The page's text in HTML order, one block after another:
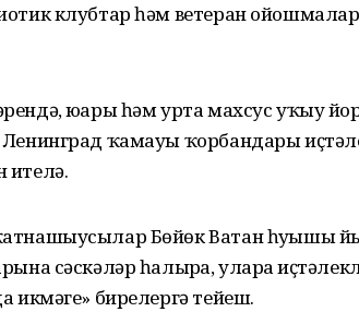
клубтар һәм ветеран
юғары һәм урта махсус уҡыу
ҡамауы ҡорбандары
ителә.
Бөйөк Ватан һуғышы
сәскәләр һалырға, уларға
икмәге» бирелергә тейеш.